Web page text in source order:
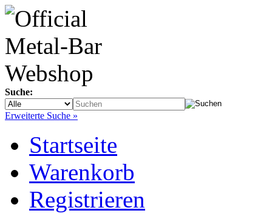
Suche:
Erweiterte Suche »
Startseite
Warenkorb
Registrieren